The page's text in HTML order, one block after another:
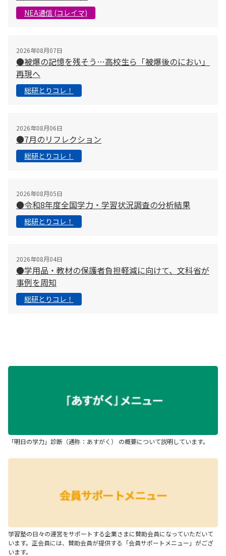
NEA通信 (コレイマ)
2026年08月07日
●被爆の記憶を残そう…高校生ら「被爆後のにおい」
再現へ
総研とりコレ！
2026年08月06日
●7月のリフレクション
総研とりコレ！
2026年08月05日
●令和8年度全国学力・学習状況調査の分析結果
総研とりコレ！
2026年08月04日
●学用品・教材の保護者負担軽減に向けて、文科省が
事例を周知
総研とりコレ！
「明日の学力」診断（通称：あすがく） の概要について説明しています。
学習塾の日々の運営をサポートする企業さまに賛助会員になっていただいて
います。正会員には、賛助会員が提供する「会員サポートメニュー」がござ
います。